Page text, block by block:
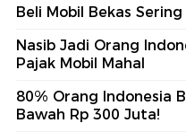
Beli Mobil Bekas
Nasib Jadi Orang
Pajak Mobil Mahal
80% Orang Indonesia
Bawah Rp 300 Juta!